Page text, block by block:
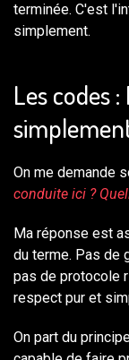
terminée. C'est
simplement.
Les codes
On me demande
conduite ici ?
Ma réponse est
du terme. Pas de
pas de protocole
respect pur et
On part du